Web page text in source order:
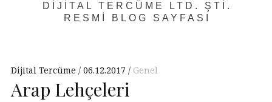
DIJITAL TERCÜME LTD. ŞTI.
RESMI BLOG SAYFASI
Dijital Tercüme 06.12.2017 Genel
Arap Lehçeleri